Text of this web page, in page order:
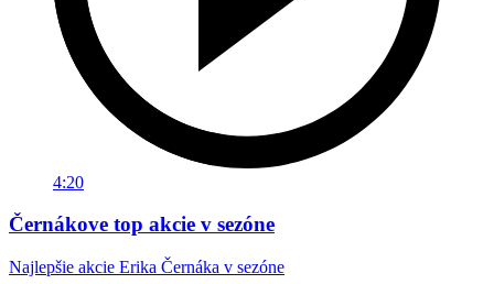
4:20
Černákove top akcie v sezóne
Najlepšie akcie Erika Černáka v sezóne